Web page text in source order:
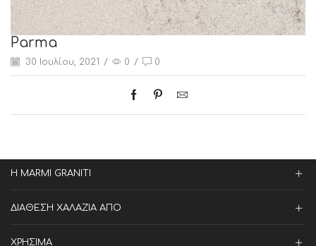
Parma
30 Ιουλίου, 2021 / 0 / 0
Η MARMI GRANITI
ΔΙΑΘΕΣΗ ΧΑΛΑΖΙΑ ΑΠΟ
ΧΡΗΣΙΜΑ